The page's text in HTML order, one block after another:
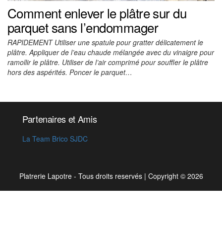
Comment enlever le plâtre sur du
parquet sans l’endommager
RAPIDEMENT Utiliser une spatule pour gratter délicatement le
plâtre. Appliquer de l’eau chaude mélangée avec du vinaigre pour
ramollir le plâtre. Utiliser de l’air comprimé pour souffler le plâtre
hors des aspérités. Poncer le parquet…
Partenaires et Amis
La Team Brico SJDC
Platrerie Lapotre - Tous droits reservés | Copyright © 2026